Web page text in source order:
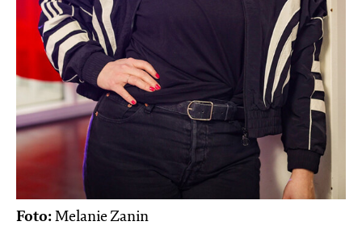
Foto: Melanie Zanin